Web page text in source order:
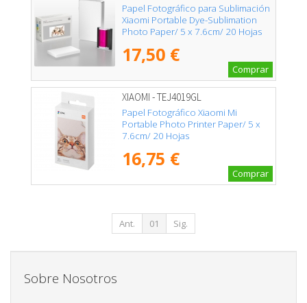
Papel Fotográfico para Sublimación
Xiaomi Portable Dye-Sublimation
Photo Paper/ 5 x 7.6cm/ 20 Hojas
17,50 €
Comprar
XIAOMI - TEJ4019GL
Papel Fotográfico Xiaomi Mi
Portable Photo Printer Paper/ 5 x
7.6cm/ 20 Hojas
16,75 €
Comprar
Ant. 01 Sig.
Sobre Nosotros